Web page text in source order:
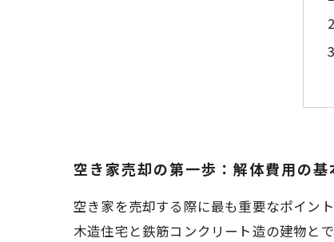
空き家売却の第一歩：解体費用の基
空き家を売却する際に最も重要なポイン
木造住宅と鉄筋コンクリート造の建物と